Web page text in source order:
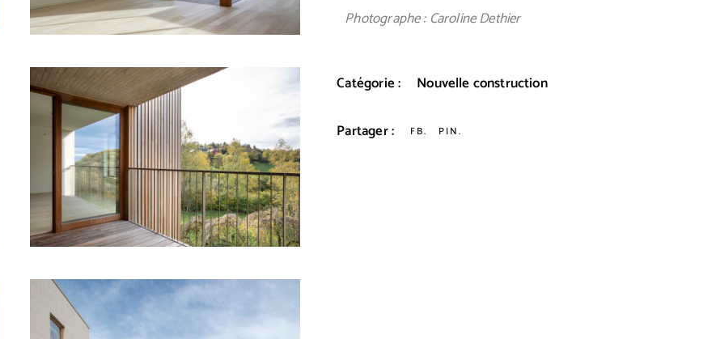
Photographe : Caroline Dethier
Catégorie : Nouvelle construction
Partager : FB PIN